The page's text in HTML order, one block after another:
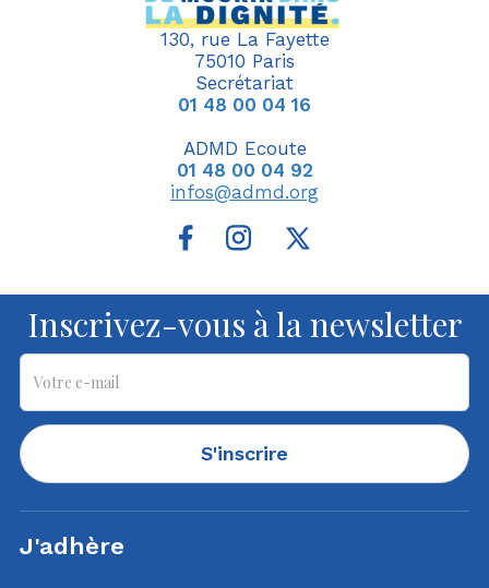
130, rue La Fayette
75010 Paris
Secrétariat
01 48 00 04 16
ADMD Ecoute
01 48 00 04 92
infos@admd.org
Inscrivez-vous à la newsletter
S'inscrire
J'adhère